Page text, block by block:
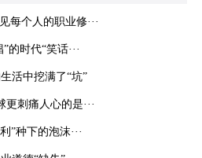
每个人的职业修···
的时代“笑话···
活中挖满了“坑”
刺痛人心的是···
”种下的泡沫···